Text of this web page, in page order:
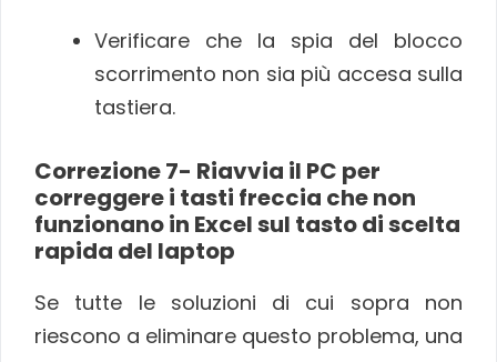
Verificare che la spia del blocco
scorrimento non sia più accesa sulla
tastiera.
Correzione 7- Riavvia il PC per
correggere i tasti freccia che non
funzionano in Excel sul tasto di scelta
rapida del laptop
Se tutte le soluzioni di cui sopra non
riescono a eliminare questo problema, una